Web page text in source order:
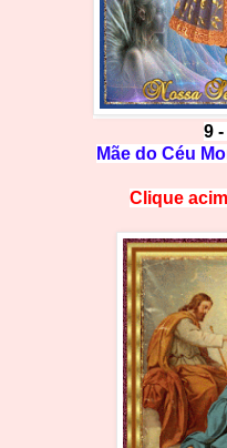
9
Mãe do Céu
Clique